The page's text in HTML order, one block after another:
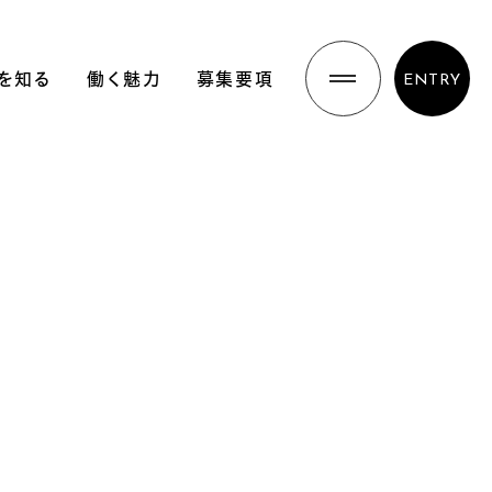
知る 働く魅力 募集要項 ENTRY